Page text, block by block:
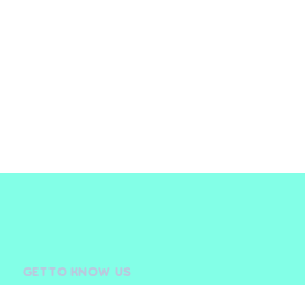
GET TO KNOW US